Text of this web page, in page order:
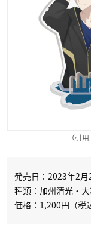
（引
発売日：2023年2
種類：加州清光・
価格：1,200円（税